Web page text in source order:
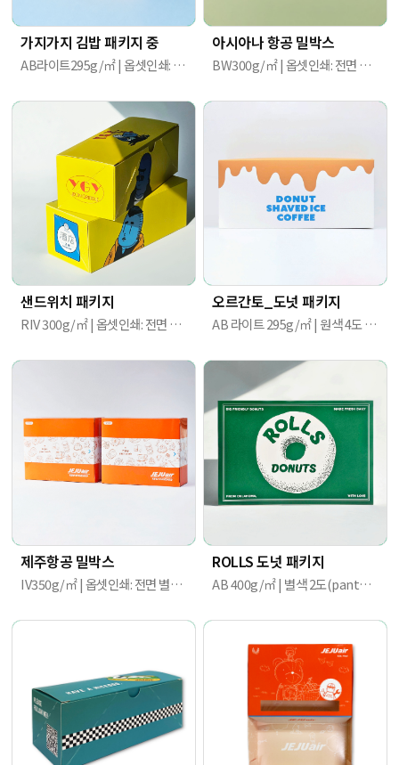
가지가지 김밥 패키지 중
AB라이트295g/㎡ | 옵셋인쇄: 전면 4도 | 240mm X 120mm X 45mm
아시아나 항공 밀박스
BW300g/㎡ | 옵셋인쇄: 전면 4도 / 후면 4도 | 239mm X 87mm X 52mm
샌드위치 패키지
RIV 300g/㎡ | 옵셋인쇄: 전면 4도 | 190mm X 80mm X 70mm
오르간토_도넛 패키지
AB 라이트 295g/㎡ | 원색 4도 / 수성코팅 / 자동접착 | 260 x 100 x 114
제주항공 밀박스
IV350g/㎡ | 옵셋인쇄: 전면 별색 2도 | 150X120X55(mm)
ROLLS 도넛 패키지
AB 400g/㎡ | 별색 2도(pantone 3415C/ 7506C) + K1도 / 무광 라미네이팅 | 310mm X 210mm x 80mm